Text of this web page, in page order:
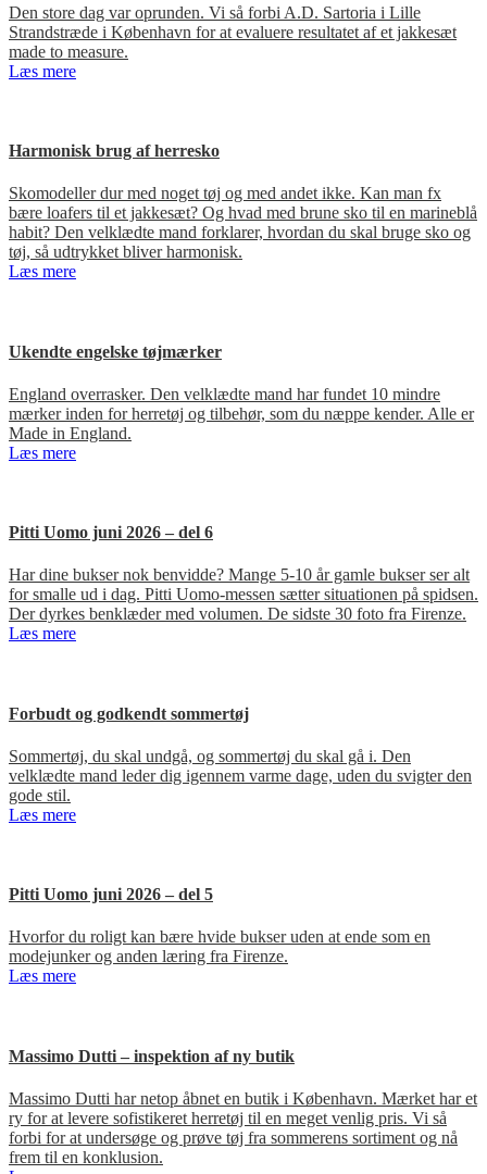
Den store dag var oprunden. Vi så forbi A.D. Sartoria i Lille
Strandstræde i København for at evaluere resultatet af et jakkesæt
made to measure.
Læs mere
Harmonisk brug af herresko
Skomodeller dur med noget tøj og med andet ikke. Kan man fx
bære loafers til et jakkesæt? Og hvad med brune sko til en marineblå
habit? Den velklædte mand forklarer, hvordan du skal bruge sko og
tøj, så udtrykket bliver harmonisk.
Læs mere
Ukendte engelske tøjmærker
England overrasker. Den velklædte mand har fundet 10 mindre
mærker inden for herretøj og tilbehør, som du næppe kender. Alle er
Made in England.
Læs mere
Pitti Uomo juni 2026 – del 6
Har dine bukser nok benvidde? Mange 5-10 år gamle bukser ser alt
for smalle ud i dag. Pitti Uomo-messen sætter situationen på spidsen.
Der dyrkes benklæder med volumen. De sidste 30 foto fra Firenze.
Læs mere
Forbudt og godkendt sommertøj
Sommertøj, du skal undgå, og sommertøj du skal gå i. Den
velklædte mand leder dig igennem varme dage, uden du svigter den
gode stil.
Læs mere
Pitti Uomo juni 2026 – del 5
Hvorfor du roligt kan bære hvide bukser uden at ende som en
modejunker og anden læring fra Firenze.
Læs mere
Massimo Dutti – inspektion af ny butik
Massimo Dutti har netop åbnet en butik i København. Mærket har et
ry for at levere sofistikeret herretøj til en meget venlig pris. Vi så
forbi for at undersøge og prøve tøj fra sommerens sortiment og nå
frem til en konklusion.